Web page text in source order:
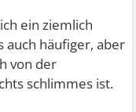
ein ziemlich
auch häufiger, aber
von der
schlimmes ist.